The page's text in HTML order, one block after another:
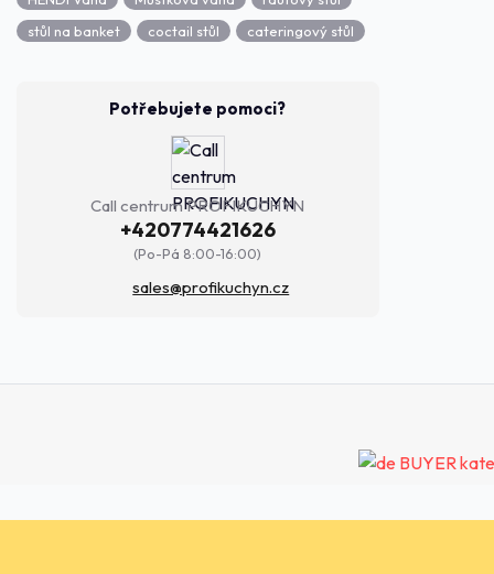
stůl na banket
coctail stůl cateringový stůl
Potřebujete pomoci?
Call centrum PROFIKUCHYN
+420774421626
(Po-Pá 8:00-16:00)
sales@profikuchyn.cz